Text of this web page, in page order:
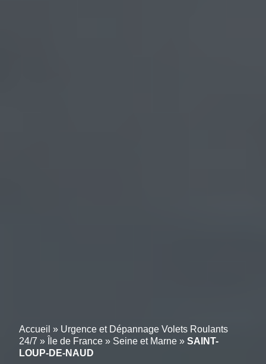
Accueil » Urgence et Dépannage Volets Roulants
24/7 » Île de France » Seine et Marne » SAINT-
LOUP-DE-NAUD